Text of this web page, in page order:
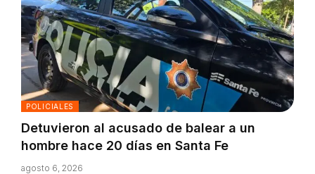
POLICIALES
Detuvieron al acusado de balear a un
hombre hace 20 días en Santa Fe
agosto 6, 2026